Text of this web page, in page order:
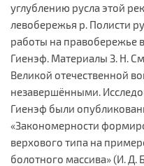
углублению русла этой
левобережья р. Полисти
работы на правобережье
Гиенэф. Материалы З. Н.
Великой отечественной
незавершёнными.
Гиенэф были
«Закономерности
верхового типа на
болотного массива» (И. Д.